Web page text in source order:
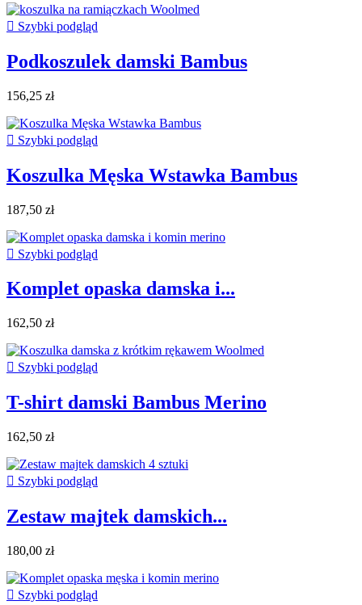
 Szybki podgląd
Podkoszulek damski Bambus
156,25 zł
 Szybki podgląd
Koszulka Męska Wstawka Bambus
187,50 zł
 Szybki podgląd
Komplet opaska damska i...
162,50 zł
 Szybki podgląd
T-shirt damski Bambus Merino
162,50 zł
 Szybki podgląd
Zestaw majtek damskich...
180,00 zł
 Szybki podgląd